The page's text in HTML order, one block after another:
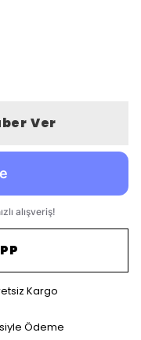
Ver
Kargo
Ödeme